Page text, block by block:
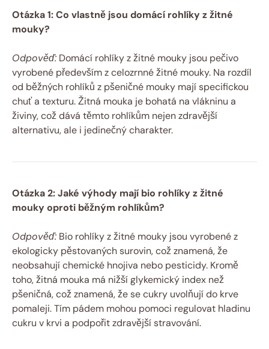
Otázka 1: Co vlastně jsou domácí rohlíky z žitné
mouky?
Odpověď: Domácí rohlíky z žitné mouky jsou pečivo
vyrobené především z celozrnné žitné mouky. Na rozdíl
od běžných rohlíků z pšeničné mouky mají specifickou
chuť a texturu. Žitná mouka je bohatá na vlákninu a
živiny, což dává těmto rohlíkům nejen zdravější
alternativu, ale i jedinečný charakter.
Otázka 2: Jaké výhody mají bio rohlíky z žitné
mouky oproti běžným rohlíkům?
Odpověď: Bio rohlíky z žitné mouky jsou vyrobené z
ekologicky pěstovaných surovin, což znamená, že
neobsahují chemické hnojiva nebo pesticidy. Kromě
toho, žitná mouka má nižší glykemický index než
pšeničná, což znamená, že se cukry uvolňují do krve
pomaleji. Tím pádem mohou pomoci regulovat hladinu
cukru v krvi a podpořit zdravější stravování.